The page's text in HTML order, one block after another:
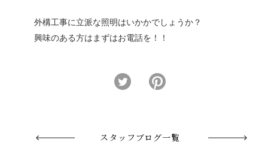
外構工事に立派な照明はいかかでしょうか？
興味のある方はまずはお電話を！！
スタッフブログ一覧